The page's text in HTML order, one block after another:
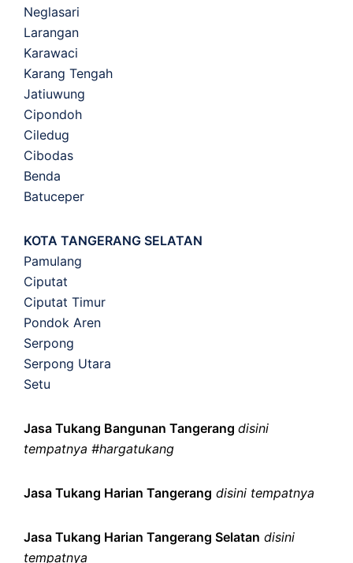
Neglasari
Larangan
Karawaci
Karang Tengah
Jatiuwung
Cipondoh
Ciledug
Cibodas
Benda
Batuceper
KOTA TANGERANG SELATAN
Pamulang
Ciputat
Ciputat Timur
Pondok Aren
Serpong
Serpong Utara
Setu
Jasa Tukang Bangunan Tangerang disini
tempatnya #hargatukang
Jasa Tukang Harian Tangerang disini tempatnya
Jasa Tukang Harian Tangerang Selatan disini
tempatnya